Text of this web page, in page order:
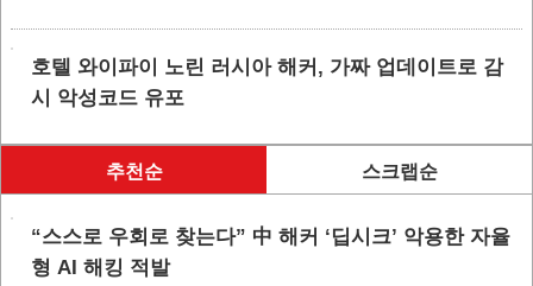
호텔 와이파이 노린 러시아 해커, 가짜 업데이트로 감
시 악성코드 유포
추천순 스크랩순
“스스로 우회로 찾는다” 中 해커 ‘딥시크’ 악용한 자율
형 AI 해킹 적발